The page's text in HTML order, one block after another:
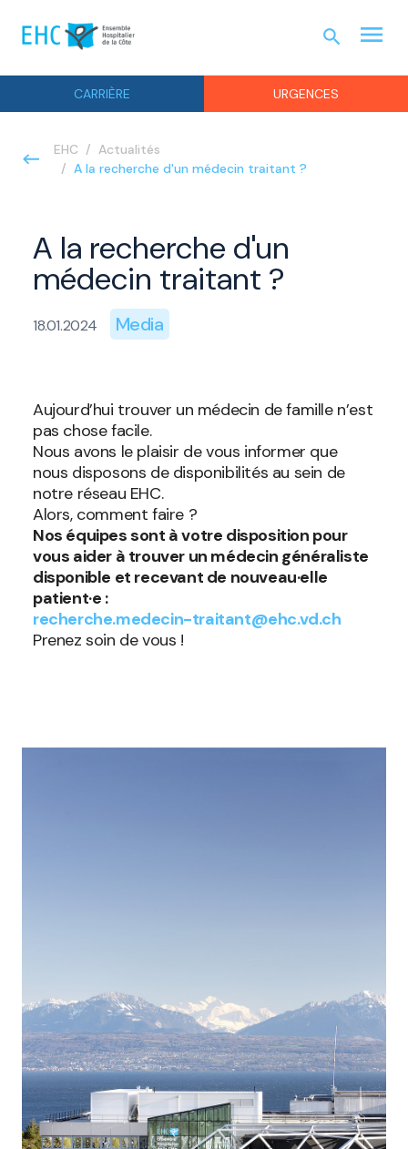
CARRIÈRE URGENCES
search menu
EHC
Actualités
A la recherche d'un médecin traitant ?
A la recherche d'un
médecin traitant ?
18.01.2024 Media
Aujourd’hui trouver un médecin de famille n’est
pas chose facile.
Nous avons le plaisir de vous informer que
nous disposons de disponibilités au sein de
notre réseau EHC.
Alors, comment faire ?
Nos équipes sont à votre disposition pour
vous aider à trouver un médecin généraliste
disponible et recevant de nouveau·elle
patient·e :
recherche.medecin-traitant@ehc.vd.ch
Prenez soin de vous !